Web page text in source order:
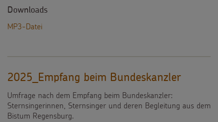
Downloads
MP3-Datei
2025_Empfang beim Bundeskanzler
Umfrage nach dem Empfang beim Bundeskanzler:
Sternsingerinnen, Sternsinger und deren Begleitung aus dem
Bistum Regensburg.